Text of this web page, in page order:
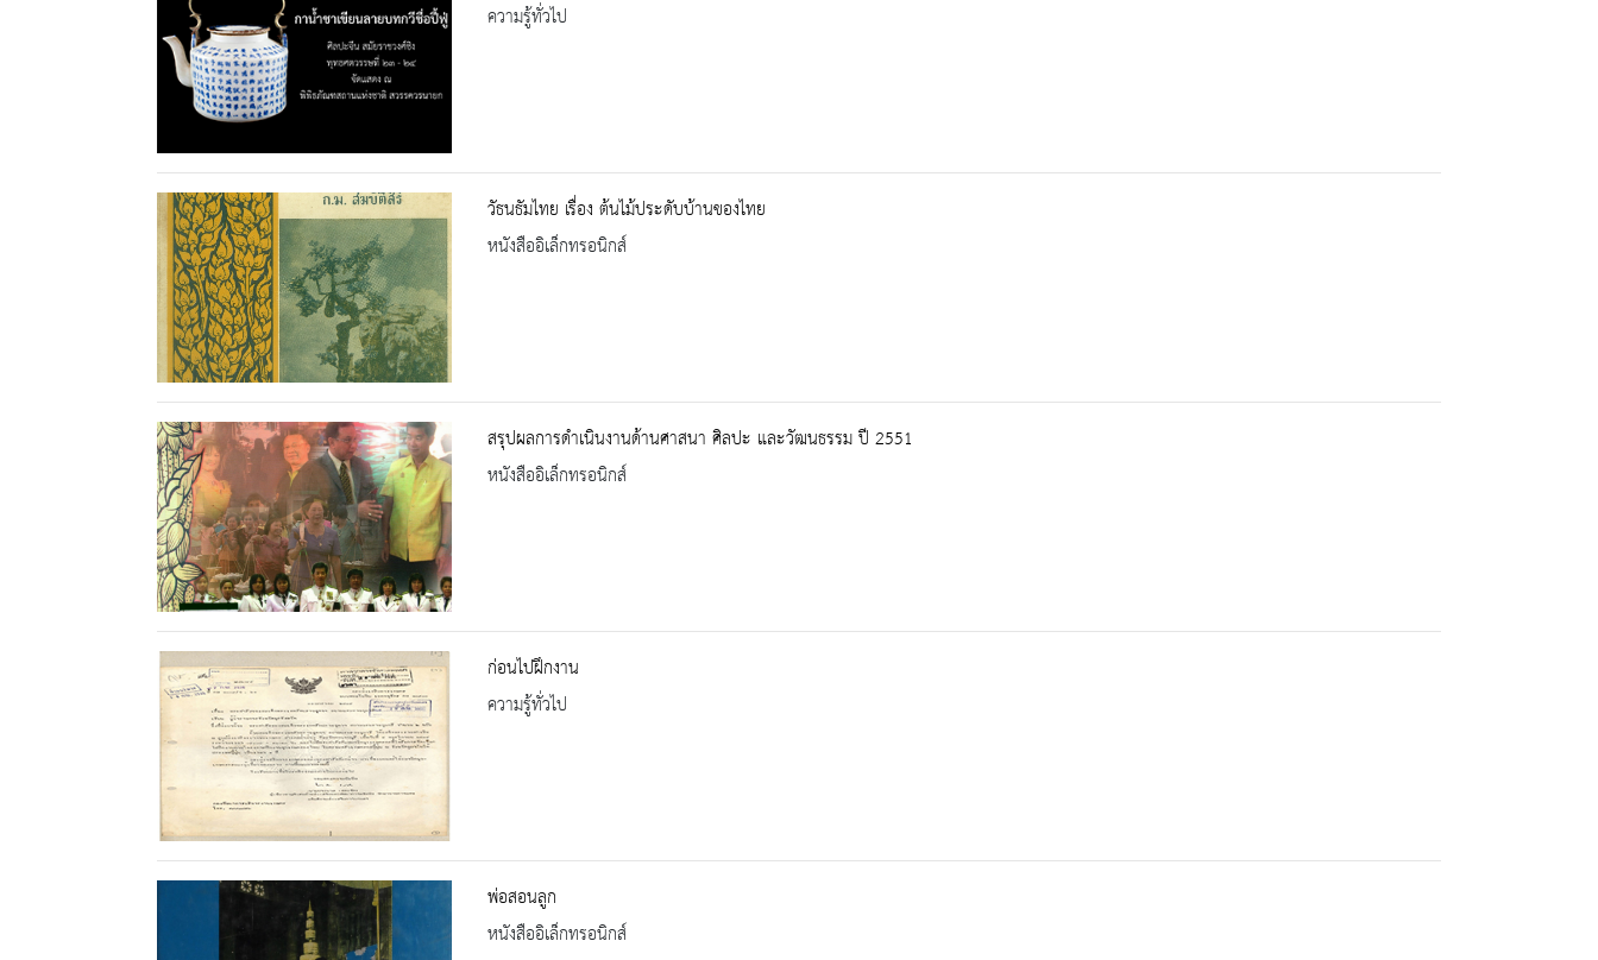
ความรู้ทั่วไป
วัธนธัมไทย เรื่อง ต้นไม้ประดับบ้านของไทย
หนังสืออิเล็กทรอนิกส์
สรุปผลการดำเนินงานด้านศาสนา ศิลปะ และวัฒนธรรม ปี 2551
หนังสืออิเล็กทรอนิกส์
ก่อนไปฝึกงาน
ความรู้ทั่วไป
พ่อสอนลูก
หนังสืออิเล็กทรอนิกส์